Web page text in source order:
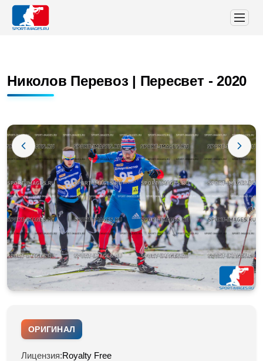
Николов Перевоз | Пересвет - 2020
ОРИГИНАЛ
Лицензия:Royalty Free